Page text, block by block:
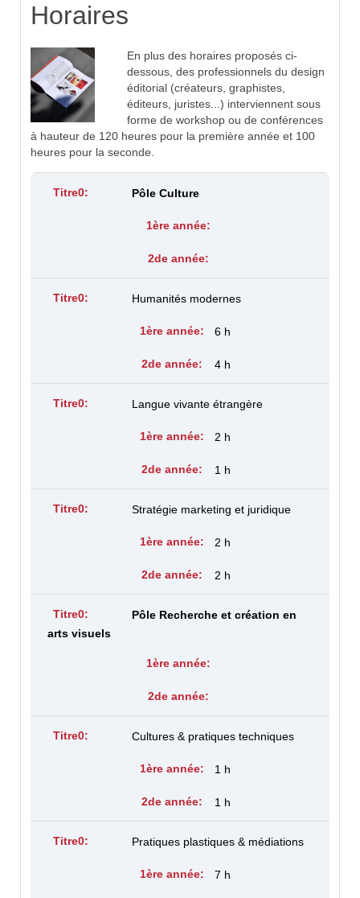
Horaires
En plus des horaires proposés ci-
dessous, des professionnels du design
éditorial (créateurs, graphistes,
éditeurs, juristes...) interviennent sous
forme de workshop ou de conférences
à hauteur de 120 heures pour la première année et 100
heures pour la seconde.
Pôle Culture
Humanités modernes
6 h
4 h
Langue vivante étrangère
2 h
1 h
Stratégie marketing et juridique
2 h
2 h
Pôle Recherche et création en
arts visuels
Cultures & pratiques techniques
1 h
1 h
Pratiques plastiques & médiations
7 h